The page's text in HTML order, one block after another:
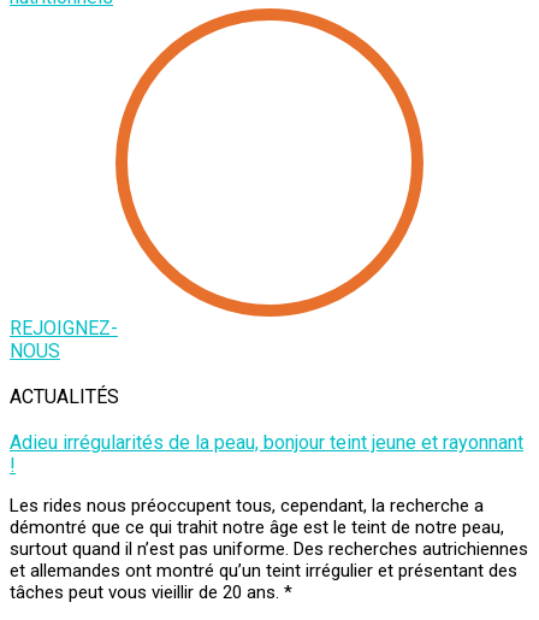
REJOIGNEZ-
NOUS
ACTUALITÉS
Adieu irrégularités de la peau, bonjour teint jeune et rayonnant
!
Les rides nous préoccupent tous, cependant, la recherche a
démontré que ce qui trahit notre âge est le teint de notre peau,
surtout quand il n’est pas uniforme. Des recherches autrichiennes
et allemandes ont montré qu’un teint irrégulier et présentant des
tâches peut vous vieillir de 20 ans. *